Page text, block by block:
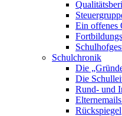
Ein offenes
Schulchronik
Die
Die
Rund- und
Rückspiegel